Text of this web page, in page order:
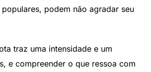
podem não agradar seu
traz uma intensidade e um
e compreender o que ressoa com